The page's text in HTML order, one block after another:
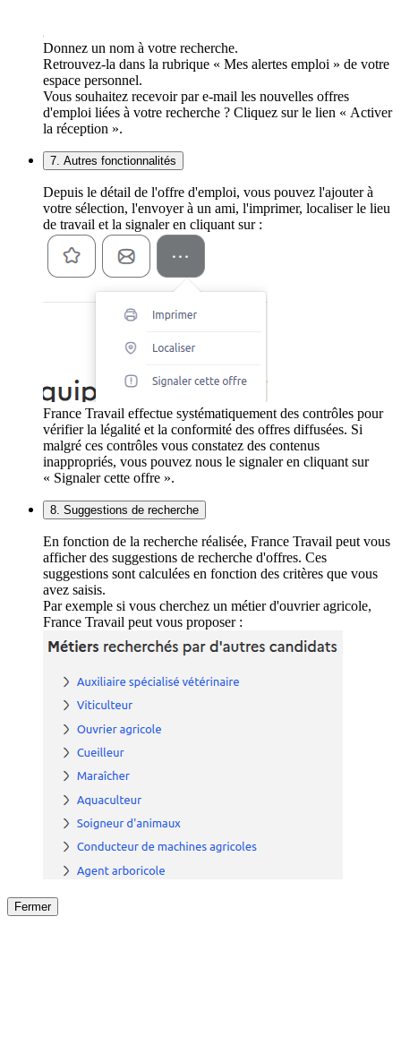
Donnez un nom à votre recherche.
Retrouvez-la dans la rubrique « Mes alertes emploi » de votre
espace personnel.
Vous souhaitez recevoir par e-mail les nouvelles offres
d'emploi liées à votre recherche ? Cliquez sur le lien « Activer
la réception ».
7. Autres fonctionnalités
Depuis le détail de l'offre d'emploi, vous pouvez l'ajouter à
votre sélection, l'envoyer à un ami, l'imprimer, localiser le lieu
de travail et la signaler en cliquant sur :
France Travail effectue systématiquement des contrôles pour
vérifier la légalité et la conformité des offres diffusées. Si
malgré ces contrôles vous constatez des contenus
inappropriés, vous pouvez nous le signaler en cliquant sur
« Signaler cette offre ».
8. Suggestions de recherche
En fonction de la recherche réalisée, France Travail peut vous
afficher des suggestions de recherche d'offres. Ces
suggestions sont calculées en fonction des critères que vous
avez saisis.
Par exemple si vous cherchez un métier d'ouvrier agricole,
France Travail peut vous proposer :
Fermer